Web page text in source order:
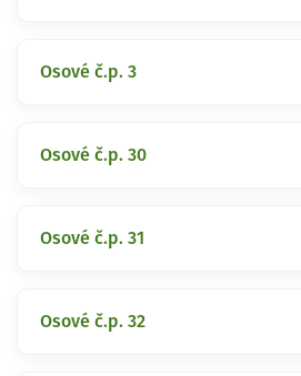
Osové č.p. 3
Osové č.p. 30
Osové č.p. 31
Osové č.p. 32